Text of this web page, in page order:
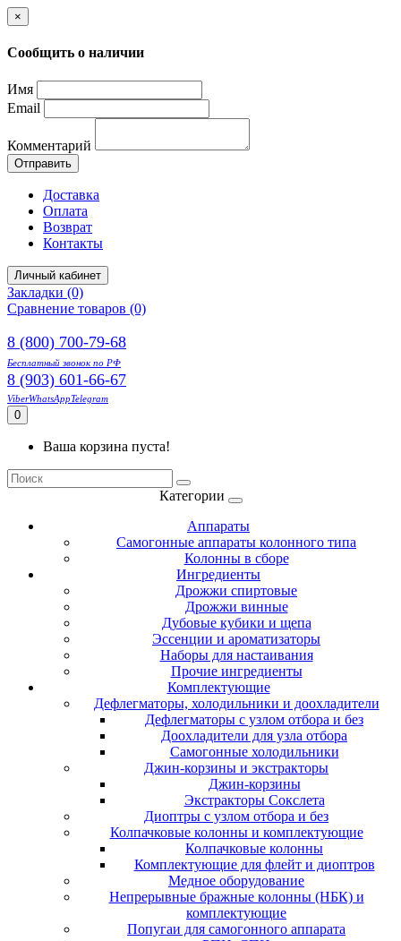
×
Сообщить о наличии
Имя
Email
Комментарий
Отправить
Доставка
Оплата
Возврат
Контакты
Личный кабинет
Закладки (0)
Сравнение товаров (0)
8 (800) 700-79-68
Бесплатный звонок по РФ
8 (903) 601-66-67
ViberWhatsAppTelegram
0
Ваша корзина пуста!
Категории
Аппараты
Самогонные аппараты колонного типа
Колонны в сборе
Ингредиенты
Дрожжи спиртовые
Дрожжи винные
Дубовые кубики и щепа
Эссенции и ароматизаторы
Наборы для настаивания
Прочие ингредиенты
Комплектующие
Дефлегматоры, холодильники и доохладители
Дефлегматоры с узлом отбора и без
Доохладители для узла отбора
Самогонные холодильники
Джин-корзины и экстракторы
Джин-корзины
Экстракторы Сокслета
Диоптры с узлом отбора и без
Колпачковые колонны и комплектующие
Колпачковые колонны
Комплектующие для флейт и диоптров
Медное оборудование
Непрерывные бражные колонны (НБК) и
комплектующие
Попугаи для самогонного аппарата